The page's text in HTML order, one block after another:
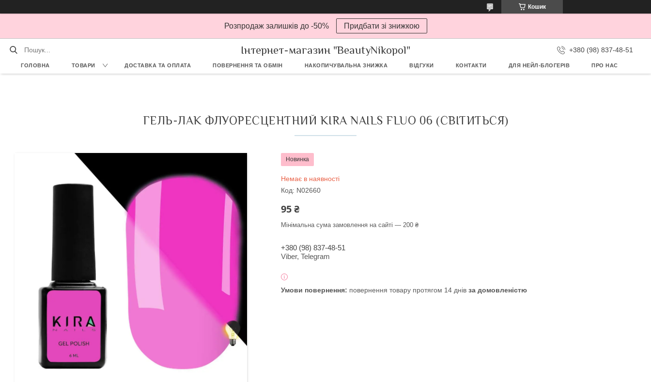
Кошик
Розпродаж залишків до -50% Придбати зі знижкою
Інтернет-магазин "BeautyNikopol" +380 (98) 837-48-51
ГОЛОВНА ТОВАРИ ДОСТАВКА ТА ОПЛАТА ПОВЕРНЕННЯ ТА ОБМІН НАКОПИЧУВАЛЬНА ЗНИЖКА ВІДГУКИ КОНТАКТИ ДЛЯ НЕЙЛ-БЛОГЕРІВ ПРО НАС
ГЕЛЬ-ЛАК ФЛУОРЕСЦЕНТНИЙ KIRA NAILS FLUO 06 (СВІТИТЬСЯ)
Новинка
Немає в наявності
Код: N02660
95 ₴
Мінімальна сума замовлення на сайті — 200 ₴
+380 (98) 837-48-51
Viber, Telegram
повернення товару протягом 14 днів за домовленістю